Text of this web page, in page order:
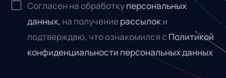
Согласен на обработкуперсональных
данных, на получениерассылоки
подтверждаю, что ознакомился с Политикой
конфиденциальности персональных данных